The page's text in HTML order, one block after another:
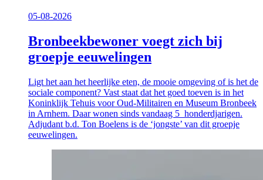
05-08-2026
Bronbeekbewoner voegt zich bij
groepje eeuwelingen
Ligt het aan het heerlijke eten, de mooie omgeving of is het de
sociale component? Vast staat dat het goed toeven is in het
Koninklijk Tehuis voor Oud-Militairen en Museum Bronbeek
in Arnhem. Daar wonen sinds vandaag 5 honderdjarigen.
Adjudant b.d. Ton Boelens is de ‘jongste’ van dit groepje
eeuwelingen.